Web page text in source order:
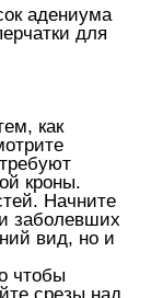
адениума
для
как
кроны.
Начните
заболевших
вид, но и
чтобы
срезы над